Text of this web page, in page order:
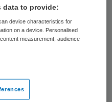
in dit geval een
ze alleen
tijdelijke opvang
Veel van
een
data to provide:
device characteristics for
on a device. Personalised
measurement, audience